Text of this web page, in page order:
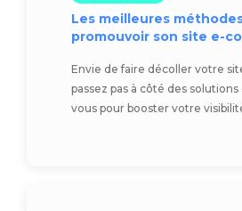
Les meilleures
promouvoir son site e-
Envie de faire décoller votre
passez pas à côté des solutions
vous pour booster votre